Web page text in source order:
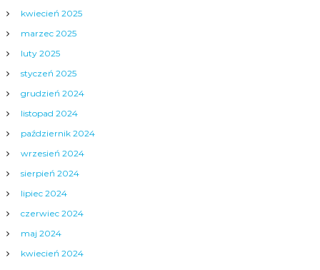
kwiecień 2025
marzec 2025
luty 2025
styczeń 2025
grudzień 2024
listopad 2024
październik 2024
wrzesień 2024
sierpień 2024
lipiec 2024
czerwiec 2024
maj 2024
kwiecień 2024